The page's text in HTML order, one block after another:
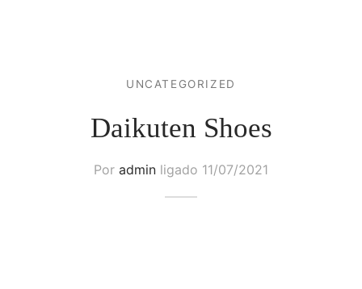
UNCATEGORIZED
Daikuten Shoes
Por admin ligado 11/07/2021